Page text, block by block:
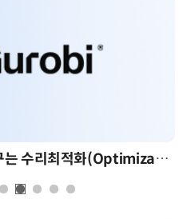
하는 AI 토큰 비용 관리 전략